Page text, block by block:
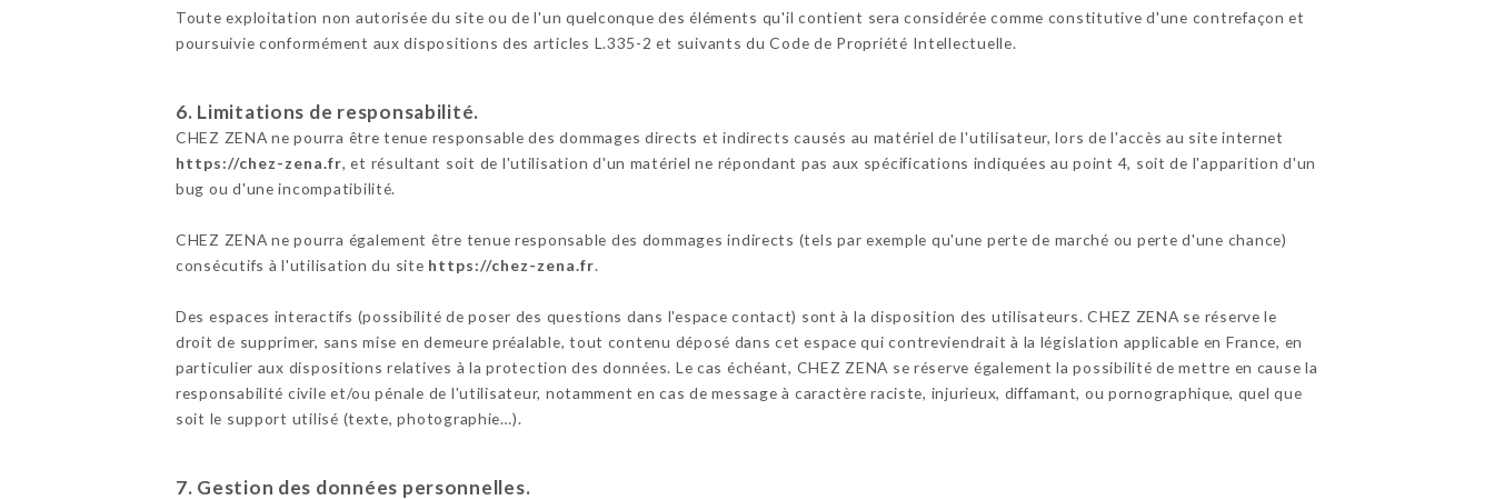
Toute exploitation non autorisée du site ou de l'un quelconque des éléments qu'il contient sera considérée comme constitutive d'une contrefaçon et
poursuivie conformément aux dispositions des articles L.335-2 et suivants du Code de Propriété Intellectuelle.
6. Limitations de responsabilité.
CHEZ ZENA ne pourra être tenue responsable des dommages directs et indirects causés au matériel de l'utilisateur, lors de l'accès au site internet
https://chez-zena.fr, et résultant soit de l'utilisation d'un matériel ne répondant pas aux spécifications indiquées au point 4, soit de l'apparition d'un
bug ou d'une incompatibilité.
CHEZ ZENA ne pourra également être tenue responsable des dommages indirects (tels par exemple qu'une perte de marché ou perte d'une chance)
consécutifs à l'utilisation du site https://chez-zena.fr.
Des espaces interactifs (possibilité de poser des questions dans l'espace contact) sont à la disposition des utilisateurs. CHEZ ZENA se réserve le
droit de supprimer, sans mise en demeure préalable, tout contenu déposé dans cet espace qui contreviendrait à la législation applicable en France, en
particulier aux dispositions relatives à la protection des données. Le cas échéant, CHEZ ZENA se réserve également la possibilité de mettre en cause la
responsabilité civile et/ou pénale de l'utilisateur, notamment en cas de message à caractère raciste, injurieux, diffamant, ou pornographique, quel que
soit le support utilisé (texte, photographie…).
7. Gestion des données personnelles.